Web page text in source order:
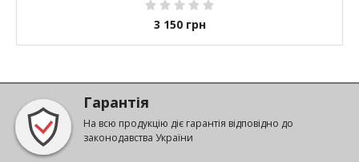
3 150 грн
Гарантія
На всю продукцію діє гарантія відповідно до
законодавства України